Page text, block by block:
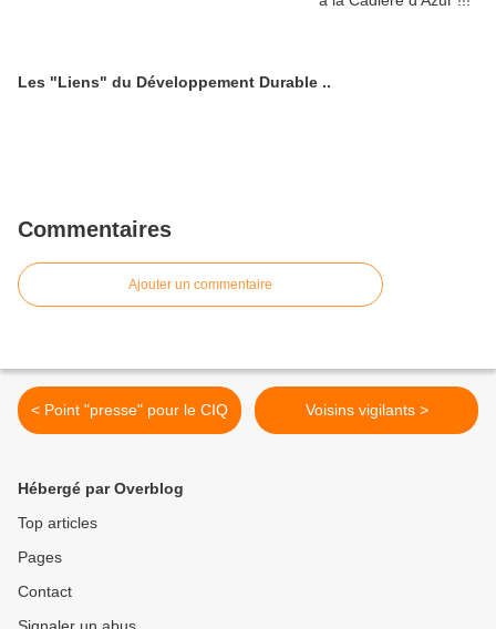
Les "Liens" du Développement Durable ..
Commentaires
Ajouter un commentaire
< Point "presse" pour le CIQ Voisins vigilants >
Hébergé par Overblog
Top articles
Pages
Contact